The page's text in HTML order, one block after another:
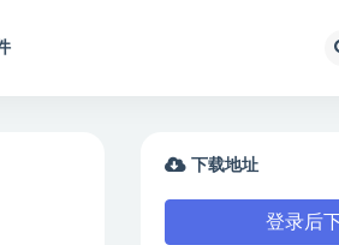
下载地址
登录后